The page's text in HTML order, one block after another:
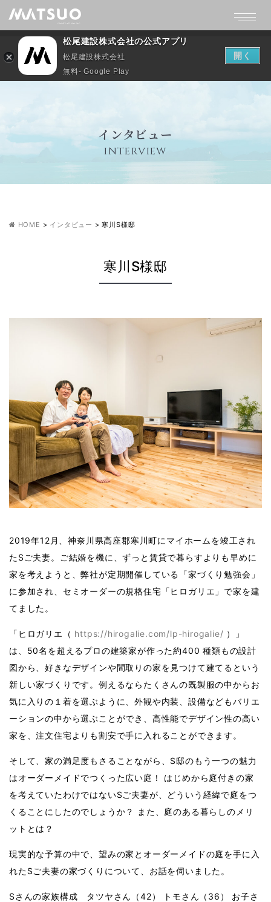
インタビュー
INTERVIEW
HOME > インタビュー >寒川S様邸
寒川S様邸
2019年12月、神奈川県高座郡寒川町にマイホームを竣工され
たSご夫妻。ご結婚を機に、ずっと賃貸で暮らすよりも早めに
家を考えようと、弊社が定期開催している「家づくり勉強会」
に参加され、セミオーダーの規格住宅「ヒロガリエ」で家を建
てました。
「ヒロガリエ（ https://hirogalie.com/lp-hirogalie/ ）」
は、50名を超えるプロの建築家が作った約400 種類もの設計
図から、好きなデザインや間取りの家を見つけて建てるという
新しい家づくりです。例えるならたくさんの既製服の中からお
気に入りの１着を選ぶように、外観や内装、設備などもバリエ
ーションの中から選ぶことができ、高性能でデザイン性の高い
家を、注文住宅よりも割安で手に入れることができます。
そして、家の満足度もさることながら、S邸のもう一つの魅力
はオーダーメイドでつくった広い庭！ はじめから庭付きの家
を考えていたわけではないSご夫妻が、どういう経緯で庭をつ
くることにしたのでしょうか？ また、庭のある暮らしのメリ
ットとは？
現実的な予算の中で、望みの家とオーダーメイドの庭を手に入
れたSご夫妻の家づくりについて、お話を伺いました。
Sさんの家族構成 タツヤさん（42） トモさん（36） お子さ
松尾建設株式会社の公式アプリ
松尾建設株式会社
無料- Google Play
開く